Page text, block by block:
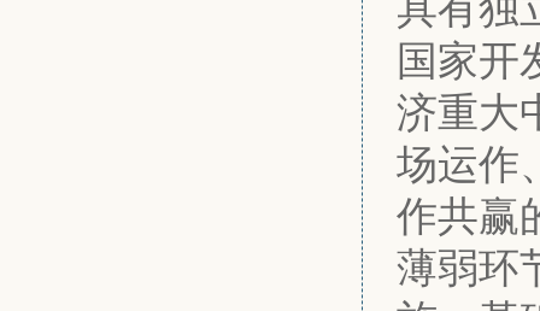
具有独
国家开
济重大
场运作
作共赢
薄弱环